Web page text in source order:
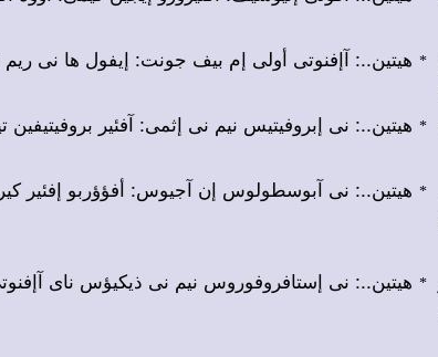
* هيتين..: آإفنوتى أولى إم بيف جونت: إيفول ها نى
* هيتين..: نى إبروفيتيس نيم نى إثمى: آفئير بروفيتيفين
* هيتين..: نى آبوسطولوس إن آجيوس: أفؤؤربو إفئير
* هيتين..: نى إستافروفوروس نيم نى ذيكيؤس ناى